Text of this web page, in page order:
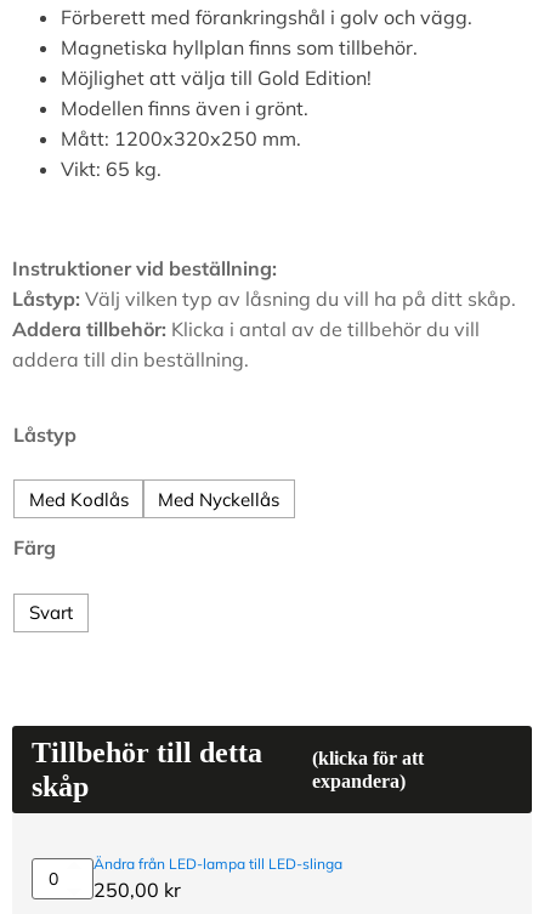
Förberett med förankringshål i golv och vägg.
Magnetiska hyllplan finns som tillbehör.
Möjlighet att välja till Gold Edition!
Modellen finns även i grönt.
Mått: 1200x320x250 mm.
Vikt: 65 kg.
Instruktioner vid beställning:
Låstyp: Välj vilken typ av låsning du vill ha på ditt skåp.
Addera tillbehör: Klicka i antal av de tillbehör du vill
addera till din beställning.
Låstyp
Med Kodlås Med Nyckellås
Färg
Svart
Tillbehör till detta
skåp
(klicka för att
expandera)
Ändra
från
Ändra från LED-lampa till LED-slinga
250,00 kr